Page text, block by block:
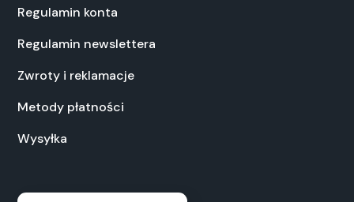
Regulamin konta
Regulamin newslettera
Zwroty i reklamacje
Metody płatności
Wysyłka